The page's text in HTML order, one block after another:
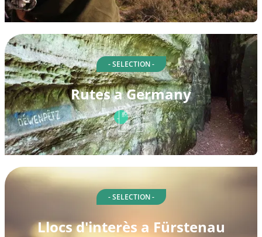
- SELECTION -
Rutes a Germany
- SELECTION -
Llocs d'interès a Fürstenau